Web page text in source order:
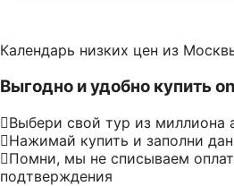
Календарь низких цен из
Выгодно и удобно купить
Выбери свой тур из миллиона
Нажимай купить и заполни
Помни, мы не списываем
подтверждения